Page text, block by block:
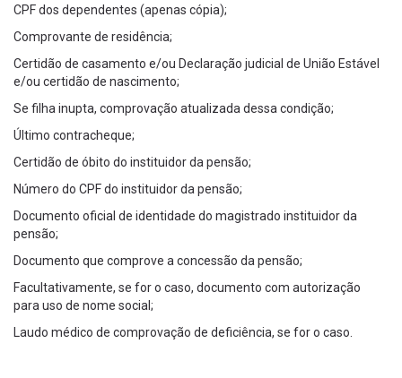
CPF dos dependentes (apenas cópia);
Comprovante de residência;
Certidão de casamento e/ou Declaração judicial de União Estável
e/ou certidão de nascimento;
Se filha inupta, comprovação atualizada dessa condição;
Último contracheque;
Certidão de óbito do instituidor da pensão;
Número do CPF do instituidor da pensão;
Documento oficial de identidade do magistrado instituidor da
pensão;
Documento que comprove a concessão da pensão;
Facultativamente, se for o caso, documento com autorização
para uso de nome social;
Laudo médico de comprovação de deficiência, se for o caso.